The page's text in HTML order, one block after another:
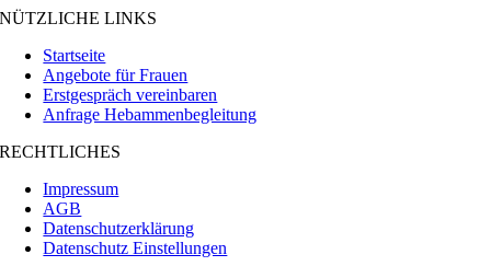
NÜTZLICHE LINKS
Startseite
Angebote für Frauen
Erstgespräch vereinbaren
Anfrage Hebammenbegleitung
RECHTLICHES
Impressum
AGB
Datenschutzerklärung
Datenschutz Einstellungen